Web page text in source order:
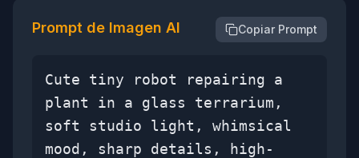
Prompt de Imagen AI Copiar Prompt
Cute tiny robot repairing a
plant in a glass terrarium,
soft studio light, whimsical
mood, sharp details, high-